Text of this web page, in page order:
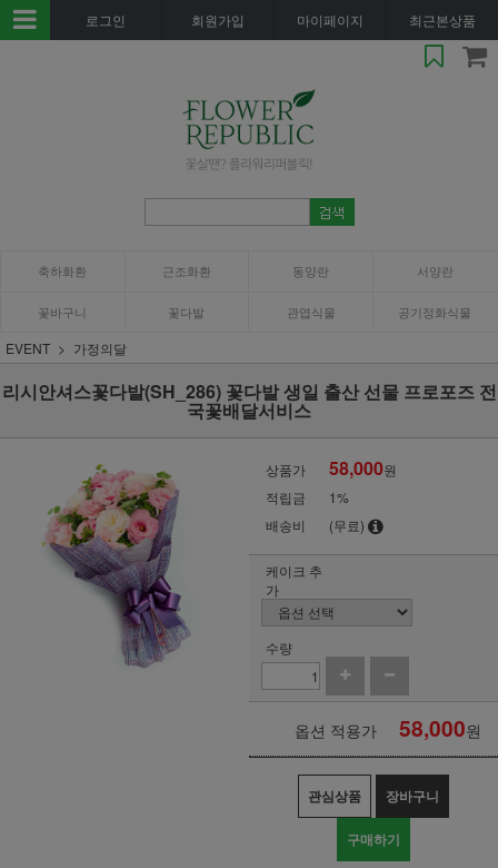
로그인 회원가입 마이페이지 최근본상품
축하화환 근조화환 동양란 서양란
꽃바구니 꽃다발 관엽식물 공기정화식물
EVENT 가정의달
리시안셔스꽃다발(SH_286) 꽃다발 생일 출산 선물 프로포즈 전
국꽃배달서비스
상품가 58,000원
적립금
1%
배송비
(무료)
케이크 추
가
수량
옵션 적용가 58,000원
관심상품 장바구니
구매하기